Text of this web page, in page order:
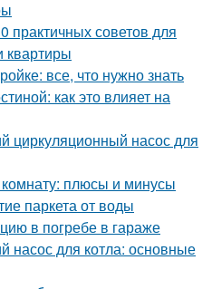
практичных советов для
квартиры
все, что нужно знать
как это влияет на
циркуляционный насос для
плюсы и минусы
паркета от воды
в погребе в гараже
насос для котла: основные